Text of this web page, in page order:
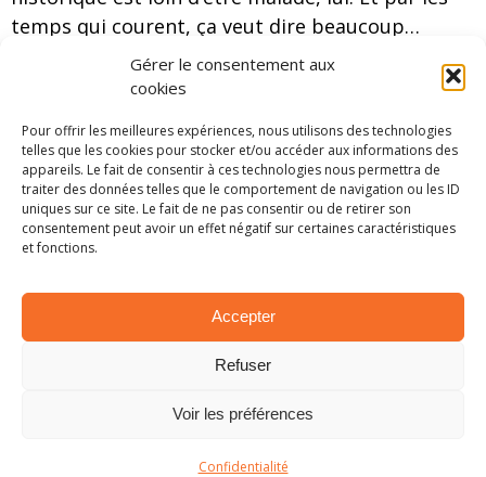
Gérer le consentement aux
cookies
Pour offrir les meilleures expériences, nous utilisons des technologies
telles que les cookies pour stocker et/ou accéder aux informations des
appareils. Le fait de consentir à ces technologies nous permettra de
traiter des données telles que le comportement de navigation ou les ID
uniques sur ce site. Le fait de ne pas consentir ou de retirer son
consentement peut avoir un effet négatif sur certaines caractéristiques
et fonctions.
Accepter
Refuser
Voir les préférences
Confidentialité
temps qui courent, ça veut dire beaucoup…
Classement complet